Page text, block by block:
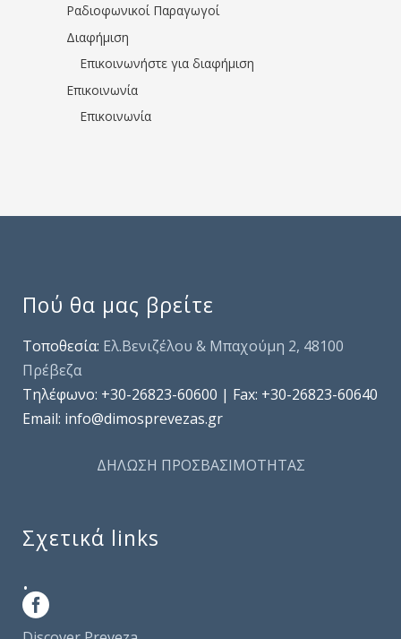
Ραδιοφωνικοί Παραγωγοί
Διαφήμιση
Επικοινωνήστε για διαφήμιση
Επικοινωνία
Επικοινωνία
Πού θα μας βρείτε
Τοποθεσία: Ελ.Βενιζέλου & Μπαχούμη 2, 48100
Πρέβεζα
Τηλέφωνo: +30-26823-60600 | Fax: +30-26823-60640
Email: info@dimosprevezas.gr
ΔΗΛΩΣΗ ΠΡΟΣΒΑΣΙΜΟΤΗΤΑΣ
Σχετικά links
.